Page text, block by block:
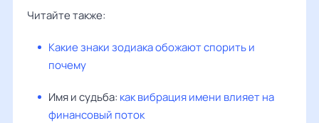
Читайте также:
Какие знаки зодиака обожают спорить и
почему
Имя и судьба: как вибрация имени влияет на
финансовый поток